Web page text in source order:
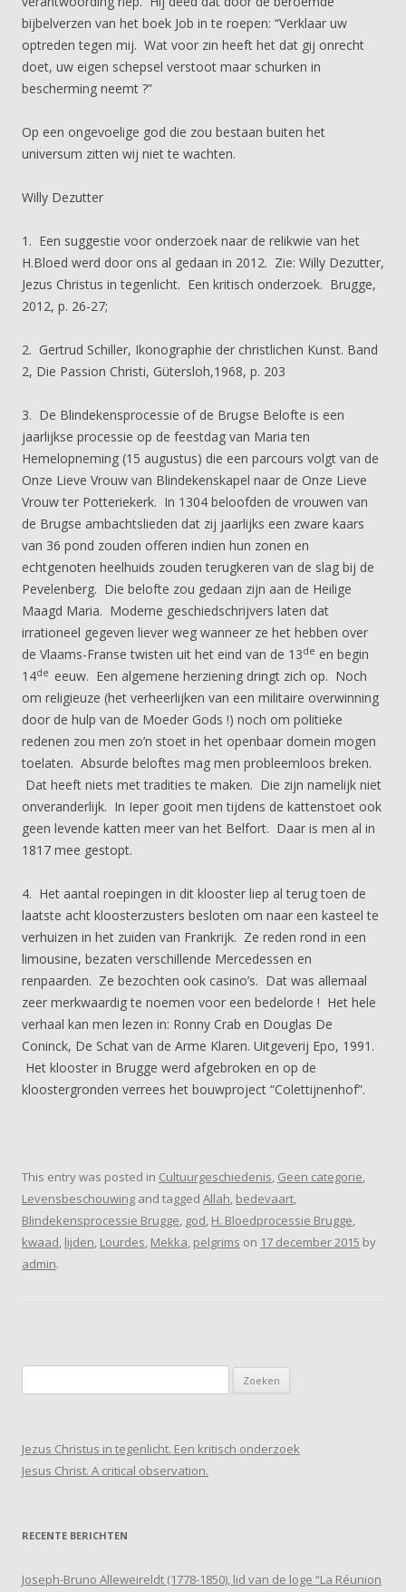
bijbelverzen van het boek Job in te roepen: “Verklaar uw
optreden tegen mij. Wat voor zin heeft het dat gij onrecht
doet, uw eigen schepsel verstoot maar schurken in
bescherming neemt ?”
Op een ongevoelige god die zou bestaan buiten het
universum zitten wij niet te wachten.
Willy Dezutter
1. Een suggestie voor onderzoek naar de relikwie van het
H.Bloed werd door ons al gedaan in 2012. Zie: Willy Dezutter,
Jezus Christus in tegenlicht. Een kritisch onderzoek. Brugge,
2012, p. 26-27;
2. Gertrud Schiller, Ikonographie der christlichen Kunst. Band
2, Die Passion Christi, Gütersloh,1968, p. 203
3. De Blindekensprocessie of de Brugse Belofte is een
jaarlijkse processie op de feestdag van Maria ten
Hemelopneming (15 augustus) die een parcours volgt van de
Onze Lieve Vrouw van Blindekenskapel naar de Onze Lieve
Vrouw ter Potteriekerk. In 1304 beloofden de vrouwen van
de Brugse ambachtslieden dat zij jaarlijks een zware kaars
van 36 pond zouden offeren indien hun zonen en
echtgenoten heelhuids zouden terugkeren van de slag bij de
Pevelenberg. Die belofte zou gedaan zijn aan de Heilige
Maagd Maria. Moderne geschiedschrijvers laten dat
irrationeel gegeven liever weg wanneer ze het hebben over
de Vlaams-Franse twisten uit het eind van de 13de en begin
14de eeuw. Een algemene herziening dringt zich op. Noch
om religieuze (het verheerlijken van een militaire overwinning
door de hulp van de Moeder Gods !) noch om politieke
redenen zou men zo’n stoet in het openbaar domein mogen
toelaten. Absurde beloftes mag men probleemloos breken.
Dat heeft niets met tradities te maken. Die zijn namelijk niet
onveranderlijk. In Ieper gooit men tijdens de kattenstoet ook
geen levende katten meer van het Belfort. Daar is men al in
1817 mee gestopt.
4. Het aantal roepingen in dit klooster liep al terug toen de
laatste acht kloosterzusters besloten om naar een kasteel te
verhuizen in het zuiden van Frankrijk. Ze reden rond in een
limousine, bezaten verschillende Mercedessen en
renpaarden. Ze bezochten ook casino’s. Dat was allemaal
zeer merkwaardig te noemen voor een bedelorde ! Het hele
verhaal kan men lezen in: Ronny Crab en Douglas De
Coninck, De Schat van de Arme Klaren. Uitgeverij Epo, 1991.
Het klooster in Brugge werd afgebroken en op de
kloostergronden verrees het bouwproject “Colettijnenhof”.
This entry was posted in Cultuurgeschiedenis, Geen categorie,
Levensbeschouwing and tagged Allah, bedevaart,
Blindekensprocessie Brugge, god, H. Bloedprocessie Brugge,
kwaad, lijden, Lourdes, Mekka, pelgrims on 17 december 2015 by
admin.
naar:
Jezus Christus in tegenlicht. Een kritisch onderzoek
Jesus Christ. A critical observation.
RECENTE BERICHTEN
Joseph-Bruno Alleweireldt (1778-1850), lid van de loge “La Réunion